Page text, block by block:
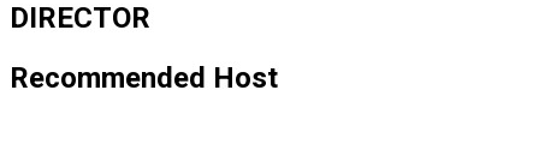
DIRECTOR
Recommended Host